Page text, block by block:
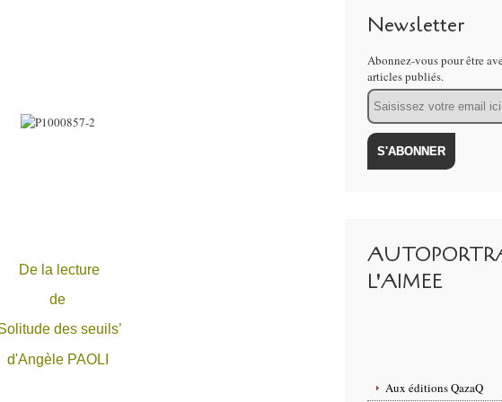
De la lecture
de
des seuils’
d'Angèle PAOLI
Newsletter
Abonnez-vous pour être
articles publiés.
Email
L'AIMEE
Aux éditions QazaQ